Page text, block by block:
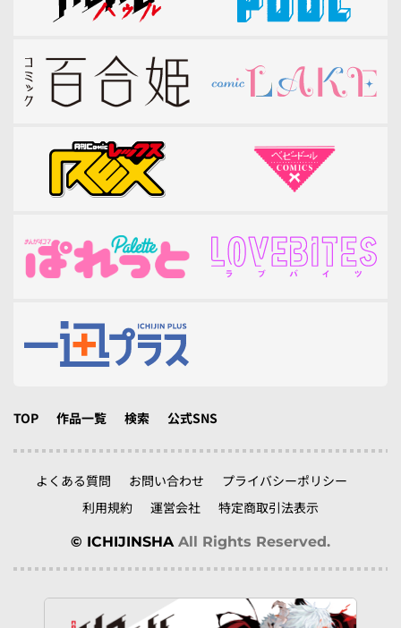
TOP 作品一覧 検索 公式SNS
よくある質問 お問い合わせ
プライバシーポリシー
利用規約
運営会社 特定商取引法表示
© ICHIJINSHA All Rights Reserved.